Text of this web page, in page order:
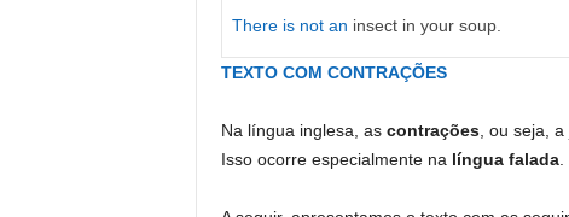
There is not an insect in your soup.
TEXTO COM CONTRAÇÕES
Na língua inglesa, as contrações, ou seja, a
Isso ocorre especialmente na língua falada.